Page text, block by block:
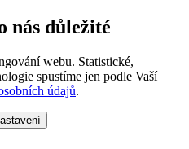
nás důležité
webu. Statistické,
spustíme jen podle Vaší
údajů.